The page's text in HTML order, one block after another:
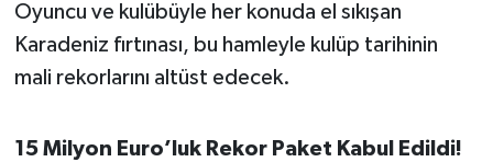
Oyuncu ve kulübüyle her konuda el sıkışan
Karadeniz fırtınası, bu hamleyle kulüp tarihinin
mali rekorlarını altüst edecek.
15 Milyon Euro’luk Rekor Paket Kabul Edildi!
MANŞET
Manyas